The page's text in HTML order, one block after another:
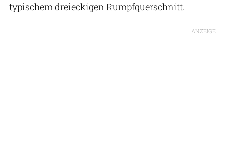
typischem dreieckigen Rumpfquerschnitt.
ANZEIGE